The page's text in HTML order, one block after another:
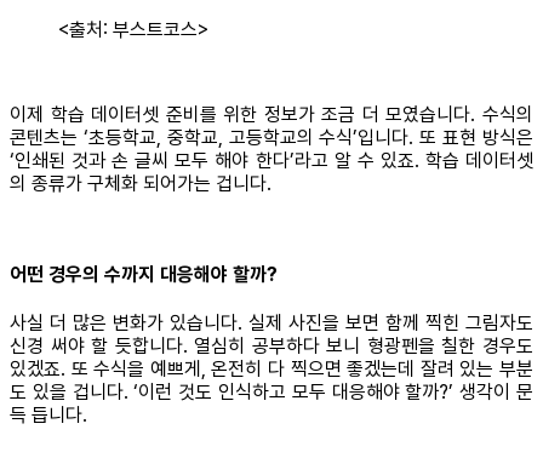
<출처: 부스트코스>
이제 학습 데이터셋 준비를 위한 정보가 조금 더 모였습니다. 수식의
콘텐츠는 ‘초등학교, 중학교, 고등학교의 수식’입니다. 또 표현 방식은
‘인쇄된 것과 손 글씨 모두 해야 한다’라고 알 수 있죠. 학습 데이터셋
의 종류가 구체화 되어가는 겁니다.
어떤 경우의 수까지 대응해야 할까?
사실 더 많은 변화가 있습니다. 실제 사진을 보면 함께 찍힌 그림자도
신경 써야 할 듯합니다. 열심히 공부하다 보니 형광펜을 칠한 경우도
있겠죠. 또 수식을 예쁘게, 온전히 다 찍으면 좋겠는데 잘려 있는 부분
도 있을 겁니다. ‘이런 것도 인식하고 모두 대응해야 할까?’ 생각이 문
득 듭니다.